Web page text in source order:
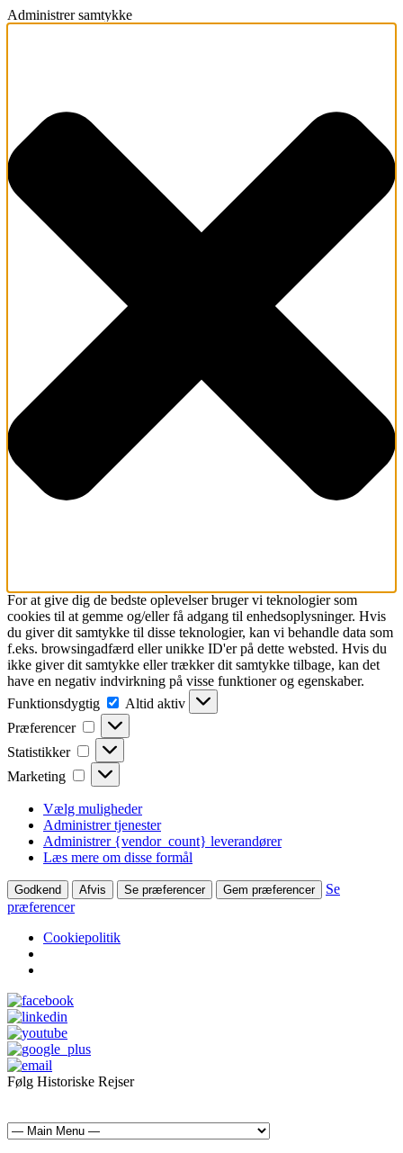
Administrer samtykke
For at give dig de bedste oplevelser bruger vi teknologier som
cookies til at gemme og/eller få adgang til enhedsoplysninger. Hvis
du giver dit samtykke til disse teknologier, kan vi behandle data som
f.eks. browsingadfærd eller unikke ID'er på dette websted. Hvis du
ikke giver dit samtykke eller trækker dit samtykke tilbage, kan det
have en negativ indvirkning på visse funktioner og egenskaber.
Funktionsdygtig
Funktionsdygtig
Altid aktiv
Præferencer
Præferencer
Statistikker Statistikker
Marketing Marketing
Vælg muligheder
Administrer tjenester
Administrer {vendor_count} leverandører
Læs mere om disse formål
Godkend Afvis Se præferencer Gem præferencer
Se
præferencer
Cookiepolitik
Følg Historiske Rejser